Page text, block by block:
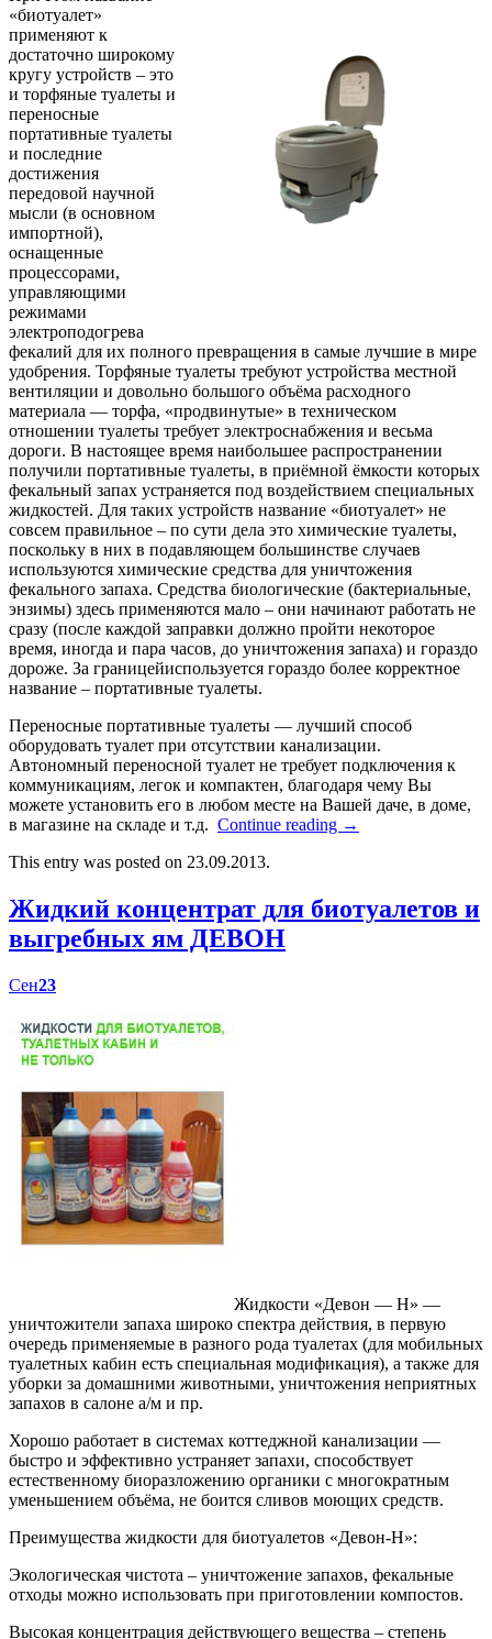
«биотуалет»
применяют к
достаточно широкому
кругу устройств – это
и торфяные туалеты и
переносные
портативные туалеты
и последние
достижения
передовой научной
мысли (в основном
импортной),
оснащенные
процессорами,
управляющими
режимами
электроподогрева
фекалий для их полного превращения в самые лучшие в мире
удобрения. Торфяные туалеты требуют устройства местной
вентиляции и довольно большого объёма расходного
материала — торфа, «продвинутые» в техническом
отношении туалеты требует электроснабжения и весьма
дороги. В настоящее время наибольшее распространении
получили портативные туалеты, в приёмной ёмкости которых
фекальный запах устраняется под воздействием специальных
жидкостей. Для таких устройств название «биотуалет» не
совсем правильное – по сути дела это химические туалеты,
поскольку в них в подавляющем большинстве случаев
используются химические средства для уничтожения
фекального запаха. Средства биологические (бактериальные,
энзимы) здесь применяются мало – они начинают работать не
сразу (после каждой заправки должно пройти некоторое
время, иногда и пара часов, до уничтожения запаха) и гораздо
дороже. За границейиспользуется гораздо более корректное
название – портативные туалеты.
Переносные портативные туалеты — лучший способ
оборудовать туалет при отсутствии канализации.
Автономный переносной туалет не требует подключения к
коммуникациям, легок и компактен, благодаря чему Вы
можете установить его в любом месте на Вашей даче, в доме,
в магазине на складе и т.д. Continue reading →
This entry was posted on 23.09.2013.
Жидкий концентрат для биотуалетов и
выгребных ям ДЕВОН
Сен23
Жидкости «Девон — Н» —
уничтожители запаха широко спектра действия, в первую
очередь применяемые в разного рода туалетах (для мобильных
туалетных кабин есть специальная модификация), а также для
уборки за домашними животными, уничтожения неприятных
запахов в салоне а/м и пр.
Хорошо работает в системах коттеджной канализации —
быстро и эффективно устраняет запахи, способствует
естественному биоразложению органики с многократным
уменьшением объёма, не боится сливов моющих средств.
Преимущества жидкости для биотуалетов «Девон-Н»:
Экологическая чистота – уничтожение запахов, фекальные
отходы можно использовать при приготовлении компостов.
Высокая концентрация действующего вещества – степень